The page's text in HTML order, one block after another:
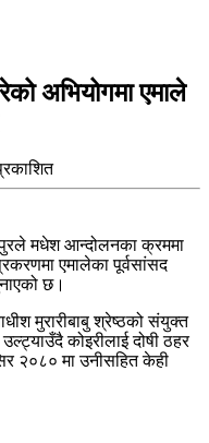
अभियोगमा एमाले
मधेश आन्दोलनका क्रममा
एमालेका पूर्वसांसद
छ।
मुरारीबाबु श्रेष्ठको संयुक्त
कोइरीलाई दोषी ठहर
२०८० मा उनीसहित केही